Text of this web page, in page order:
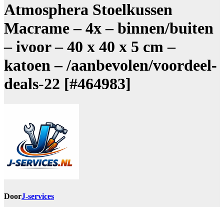
Atmosphera Stoelkussen
Macrame – 4x – binnen/buiten
– ivoor – 40 x 40 x 5 cm –
katoen – /aanbevolen/voordeel-
deals-22 [#464983]
DoorJ-services